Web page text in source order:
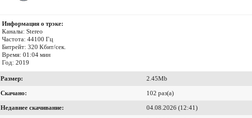
Информация о трэке:
Каналы: Stereo
Частота: 44100 Гц
Битрейт: 320 Кбит/сек.
Время: 01:04 мин
Год: 2019
Размер:
2.45Mb
Скачано:
102 раз(а)
Недавнее скачивание:
04.08.2026 (12:41)